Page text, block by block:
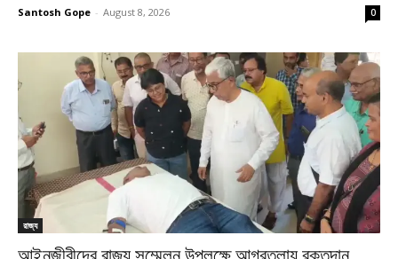
Santosh Gope - August 8, 2026 0
রাজ্য